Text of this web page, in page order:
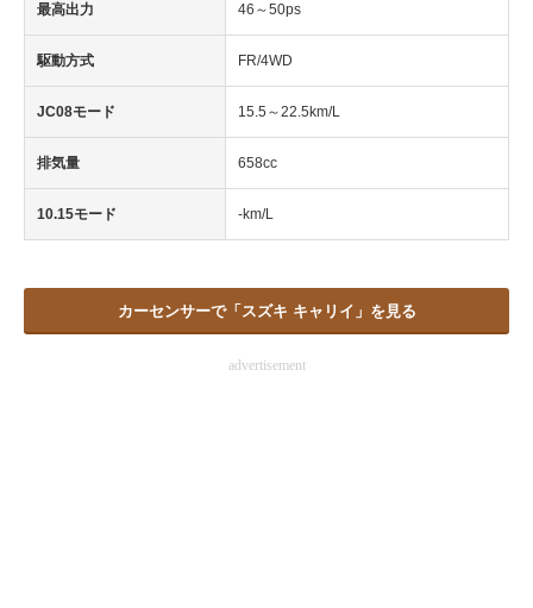
最高出力 46～50ps
駆動方式 FR/4WD
JC08モード 15.5～22.5km/L
排気量 658cc
10.15モード -km/L
カーセンサーで「スズキ キャリイ」を見る
advertisement